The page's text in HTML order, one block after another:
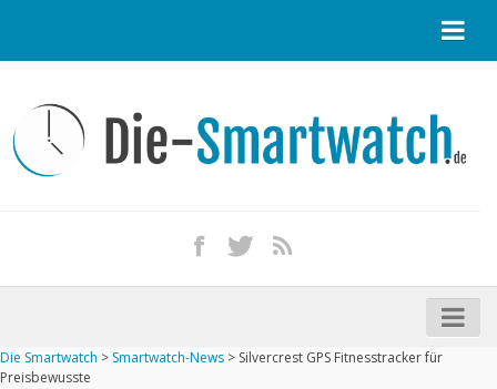
Kontakt / Tipp geben
Impressum
iPhone kaufen
Startseite
Die Smartwatch > Smartwatch-News > Silvercrest GPS Fitnesstracker für
Preisbewusste